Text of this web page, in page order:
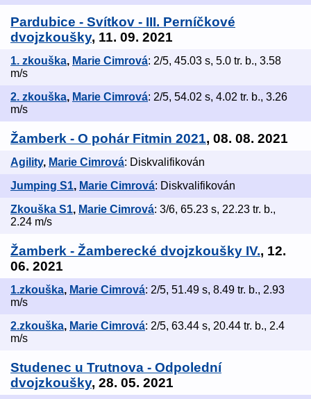
Pardubice - Svítkov - III. Perníčkové
dvojzkoušky, 11. 09. 2021
1. zkouška, Marie Cimrová: 2/5, 45.03 s, 5.0 tr. b., 3.58
m/s
2. zkouška, Marie Cimrová: 2/5, 54.02 s, 4.02 tr. b., 3.26
m/s
Žamberk - O pohár Fitmin 2021, 08. 08. 2021
Agility, Marie Cimrová: Diskvalifikován
Jumping S1, Marie Cimrová: Diskvalifikován
Zkouška S1, Marie Cimrová: 3/6, 65.23 s, 22.23 tr. b.,
2.24 m/s
Žamberk - Žamberecké dvojzkoušky IV., 12.
06. 2021
1.zkouška, Marie Cimrová: 2/5, 51.49 s, 8.49 tr. b., 2.93
m/s
2.zkouška, Marie Cimrová: 2/5, 63.44 s, 20.44 tr. b., 2.4
m/s
Studenec u Trutnova - Odpolední
dvojzkoušky, 28. 05. 2021